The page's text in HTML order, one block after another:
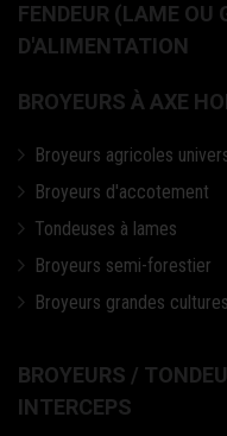
FENDEUR (LAME OU
D'ALIMENTATION
BROYEURS À AXE
Broyeurs agricoles
Broyeurs d'accotement
Tondeuses à lames
Broyeurs semi-forestier
Broyeurs grandes cultures
BROYEURS /
INTERCEPS